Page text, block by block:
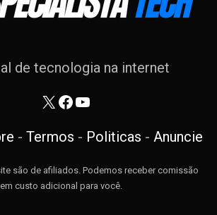
de tecnologia na internet
X Facebook
Youtube
- Termos - Politicas - Anuncie
são de afiliados. Podemos receber comissão
custo adicional para você.